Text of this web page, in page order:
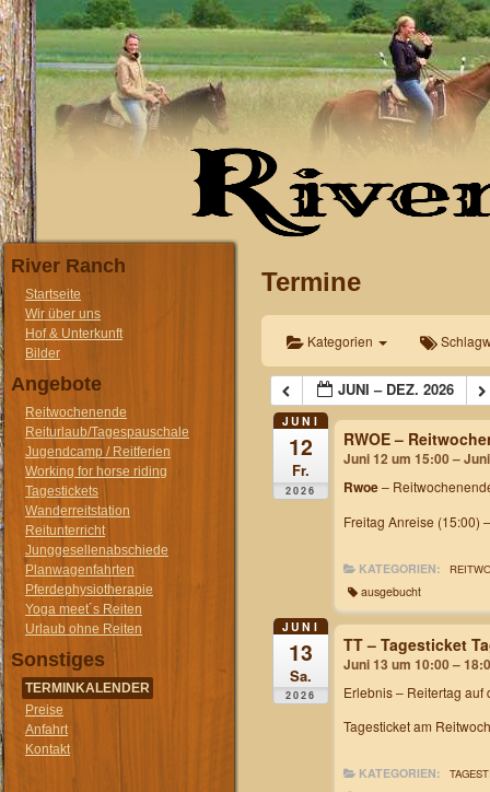
River Ranch
Startseite
Wir über uns
Hof & Unterkunft
Bilder
Angebote
Reitwochenende
Reiturlaub/Tagespauschale
Jugendcamp / Reitferien
Working for horse riding
Tagestickets
Wanderreitstation
Reitunterricht
Junggesellenabschiede
Planwagenfahrten
Pferdephysiotherapie
Yoga meet´s Reiten
Urlaub ohne Reiten
Sonstiges
TERMINKALENDER
Preise
Anfahrt
Kontakt
Termine
Kategorien
JUNI – DEZ. 2026
JUNI
12
Fr.
2026
RWOE –
Juni 12 um 15:00 –
Rwoe–
Freitag Anreise (15:00)
KATEGORIEN:
ausgebucht
JUNI
13
Sa.
2026
TT – Tagesticket
Juni 13 um 10:00 –
Erlebnis – Reitertag auf
Tagesticket am
KATEGORIEN: